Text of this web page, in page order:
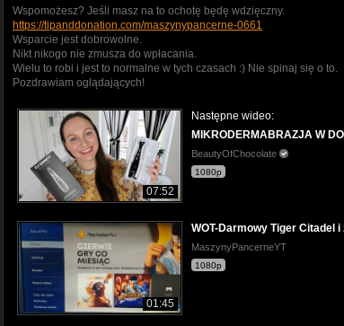
Wspomożesz? Jeśli masz na to ochotę będę wdzięczny.
https://tipanddonation.com/maszynypancerne-0661
Wsparcie jest dobrowolne.
Nikt nikogo nie zmusza do wpłacania.
Wielu to robi i jest to normalne w tych czasach :) Nie spinaj się o to.
Pozdrawiam oglądających!
07:52
Następne wideo:
MIKRODERMABRAZJA W
BeautyOfChocolate
1080p
01:45
WOT-Darmowy Tiger Citadel i
MaszynyPancerneYT
1080p